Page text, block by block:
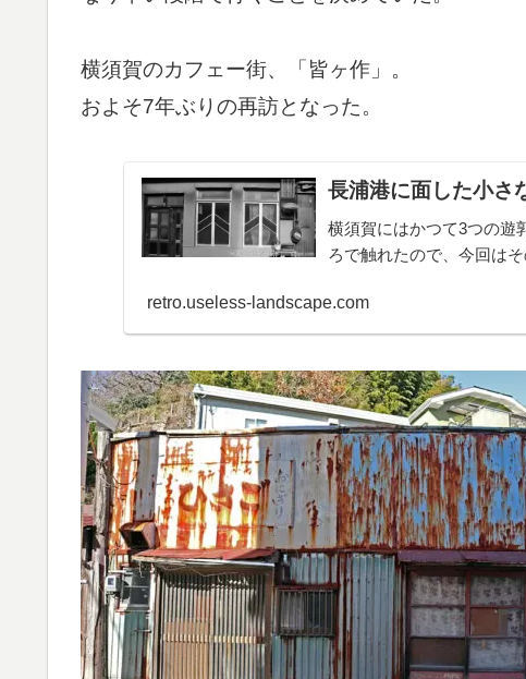
横須賀のカフェー街、「皆ヶ作」。
およそ7年ぶりの再訪となった。
長浦港に面した小さ
横須賀にはかつて3つの遊
ろで触れたので、今回は
retro.useless-landscape.com